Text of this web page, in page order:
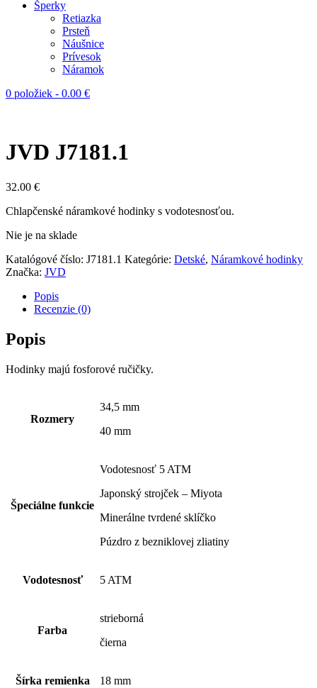
Šperky
Retiazka
Prsteň
Náušnice
Prívesok
Náramok
0 položiek - 0.00 €
JVD J7181.1
32.00 €
Chlapčenské náramkové hodinky s vodotesnosťou.
Nie je na sklade
Katalógové číslo: J7181.1 Kategórie: Detské, Náramkové hodinky
Značka: JVD
Popis
Recenzie (0)
Popis
Hodinky majú fosforové ručičky.
Rozmery
34,5 mm
40 mm
Špeciálne funkcie
Vodotesnosť 5 ATM
Japonský strojček – Miyota
Minerálne tvrdené sklíčko
Púzdro z bezniklovej zliatiny
Vodotesnosť 5 ATM
Farba
strieborná
čierna
Šírka remienka 18 mm